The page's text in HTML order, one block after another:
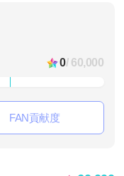
0/ 60,000
FAN貢献度